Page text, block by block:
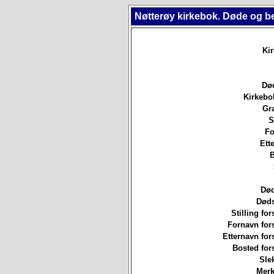
Nøtterøy kirkebok. Døde og
Stilling
Fornavn
Etternavn
Bosted